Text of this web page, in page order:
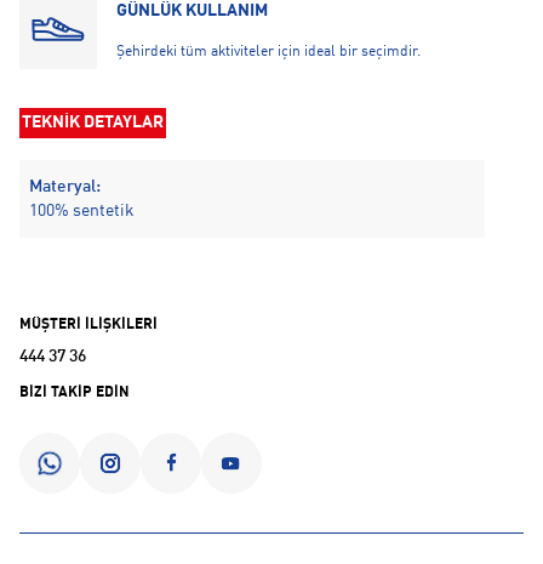
GÜNLÜK KULLANIM
Şehirdeki tüm aktiviteler için ideal bir seçimdir.
TEKNİK DETAYLAR
Materyal:
100% sentetik
MÜŞTERİ İLİŞKİLERİ
444 37 36
BİZİ TAKİP EDİN